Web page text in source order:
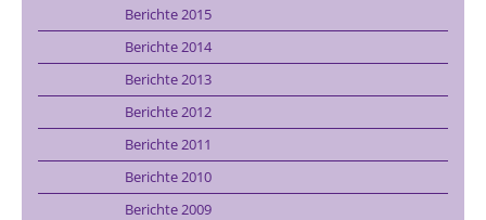
Berichte 2015
Berichte 2014
Berichte 2013
Berichte 2012
Berichte 2011
Berichte 2010
Berichte 2009